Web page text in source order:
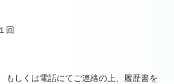
回
もしくは電話にてご連絡の上、履歴書を